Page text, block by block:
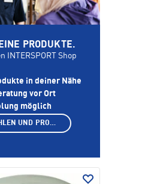
PRODUKTE.
INTERSPORT Shop
in deiner Nähe
vor Ort
möglich
SHOP AUSWÄHLEN UND PRODUKTE ANZEIGEN